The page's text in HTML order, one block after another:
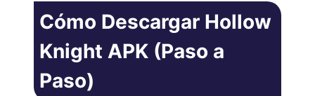
Cómo Descargar Hollow
Knight APK (Paso a
Paso)